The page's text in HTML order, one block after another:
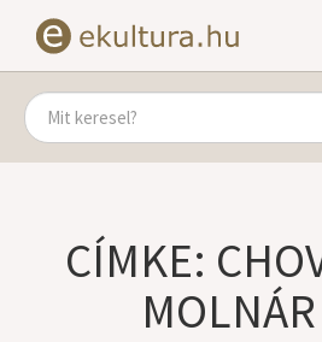
CÍMKE: